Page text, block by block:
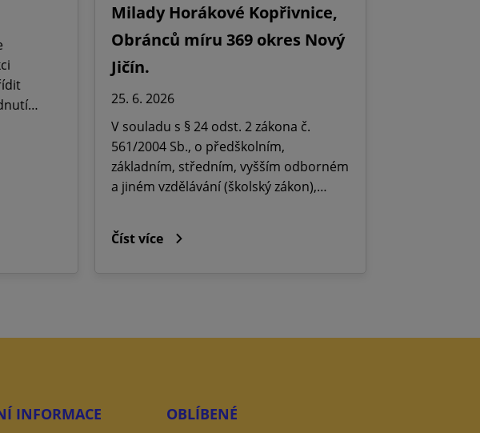
Milady Horákové Kopřivnice,
Obránců míru 369 okres Nový
Jičín.
25. 6. 2026
V souladu s § 24 odst. 2 zákona č.
561/2004 Sb., o předškolním,
základním, středním, vyšším odborném
a jiném vzdělávání (školský zákon),…
Číst více
INFORMACE OBLÍBENÉ